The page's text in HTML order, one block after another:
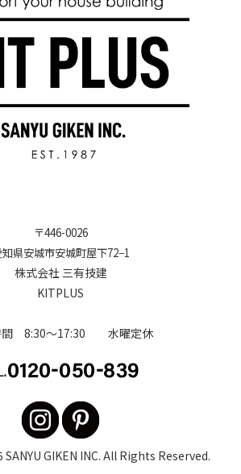
〒446-0026
知県安城市安城町屋下72−1
株式会社 三有技建
KITPLUS
間 8:30～17:30 水曜定休
SANYU GIKEN INC. All Rights Reserved.